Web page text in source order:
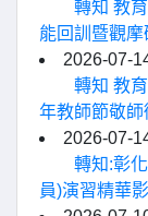
轉知 教
能回訓暨觀摩
2026-07-
轉知 教
年教師節敬師
2026-07-
轉知:彰
員)演習精華